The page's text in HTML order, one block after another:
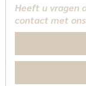
Heeft u vragen
contact met